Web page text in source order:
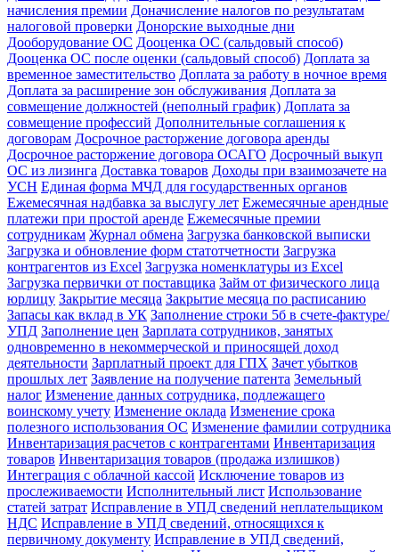
начисления премии Доначисление налогов по результатам
налоговой проверки Донорские выходные дни
Дооборудование ОС Дооценка ОС (сальдовый способ)
Дооценка ОС после оценки (сальдовый способ) Доплата за
временное заместительство Доплата за работу в ночное время
Доплата за расширение зон обслуживания Доплата за
совмещение должностей (неполный график) Доплата за
совмещение профессий Дополнительные соглашения к
договорам Досрочное расторжение договора аренды
Досрочное расторжение договора ОСАГО Досрочный выкуп
ОС из лизинга Доставка товаров Доходы при взаимозачете на
УСН Единая форма МЧД для государственных органов
Ежемесячная надбавка за выслугу лет Ежемесячные арендные
платежи при простой аренде Ежемесячные премии
сотрудникам Журнал обмена Загрузка банковской выписки
Загрузка и обновление форм статотчетности Загрузка
контрагентов из Excel Загрузка номенклатуры из Excel
Загрузка первички от поставщика Займ от физического лица
юрлицу Закрытие месяца Закрытие месяца по расписанию
Запасы как вклад в УК Заполнение строки 5б в счете-фактуре/
УПД Заполнение цен Зарплата сотрудников, занятых
одновременно в некоммерческой и приносящей доход
деятельности Зарплатный проект для ГПХ Зачет убытков
прошлых лет Заявление на получение патента Земельный
налог Изменение данных сотрудника, подлежащего
воинскому учету Изменение оклада Изменение срока
полезного использования ОС Изменение фамилии сотрудника
Инвентаризация расчетов с контрагентами Инвентаризация
товаров Инвентаризация товаров (продажа излишков)
Интеграция с облачной кассой Исключение товаров из
прослеживаемости Исполнительный лист Использование
статей затрат Исправление в УПД сведений неплательщиком
НДС Исправление в УПД сведений, относящихся к
первичному документу Исправление в УПД сведений,